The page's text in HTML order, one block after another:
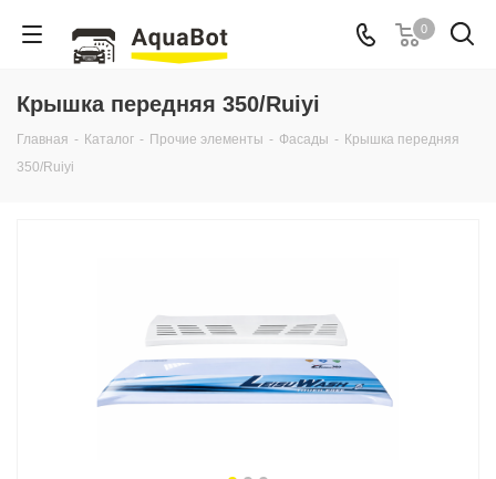
0
Крышка передняя 350/Ruiyi
Главная - Каталог - Прочие элементы - Фасады - Крышка передняя
350/Ruiyi